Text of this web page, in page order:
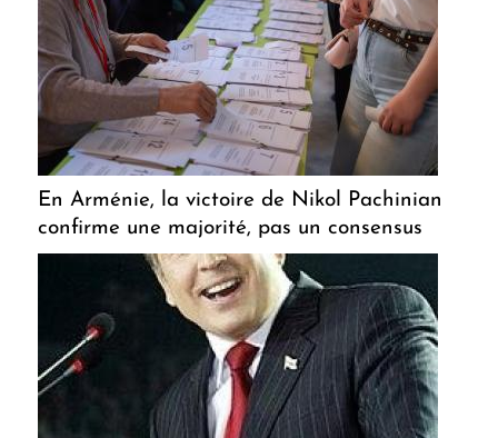
En Arménie, la victoire de Nikol Pachinian
confirme une majorité, pas un consensus